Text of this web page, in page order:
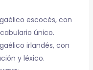
escocés, con
único.
irlandés, con
y léxico.